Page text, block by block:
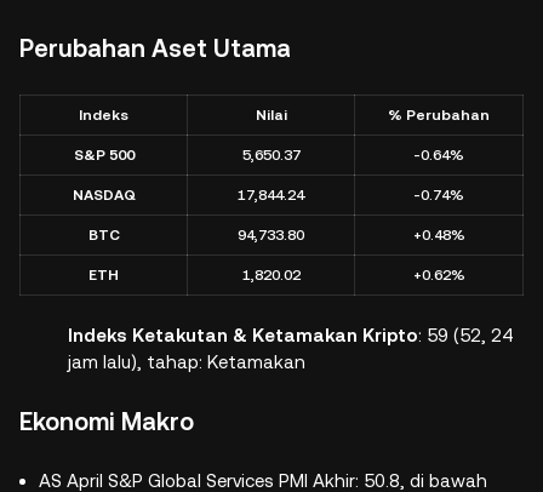
Perubahan Aset Utama
Indeks Nilai % Perubahan
S&P 500 5,650.37 -0.64%
NASDAQ 17,844.24 -0.74%
BTC 94,733.80 +0.48%
ETH 1,820.02 +0.62%
Indeks Ketakutan & Ketamakan Kripto: 59 (52, 24
jam lalu), tahap: Ketamakan
Ekonomi Makro
AS April S&P Global Services PMI Akhir: 50.8, di bawah